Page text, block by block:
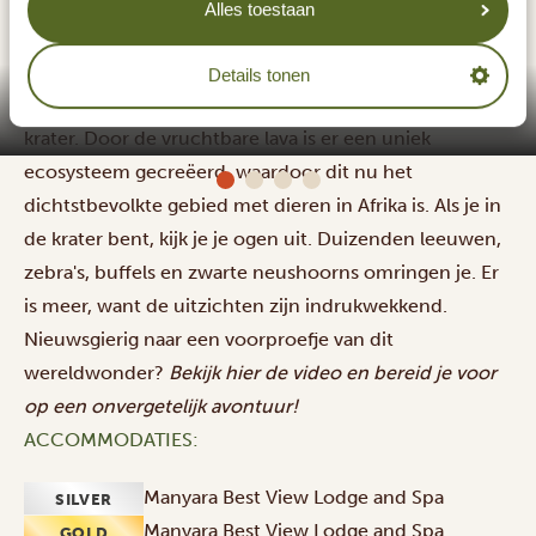
Alles toestaan
Details tonen
Manyara Best View Lodge and Spa
De beroemde Ngorongoro-krater is één van de zeven
natuurwonderen van Afrika. Toen er twee miljoen jaar
geleden een enorme vulkaan uitbarstte, ontstond deze
krater. Door de vruchtbare lava is er een uniek
ecosysteem gecreëerd, waardoor dit nu het
dichtstbevolkte gebied met dieren in Afrika is. Als je in
de krater bent, kijk je je ogen uit. Duizenden leeuwen,
zebra's, buffels en zwarte neushoorns omringen je. Er
is meer, want de uitzichten zijn indrukwekkend.
Nieuwsgierig naar een voorproefje van dit
wereldwonder? Bekijkhierde video en bereid je voor
op een onvergetelijk avontuur!
ACCOMMODATIES:
SILVER Manyara Best View Lodge and Spa
Manyara Best View Lodge and Spa